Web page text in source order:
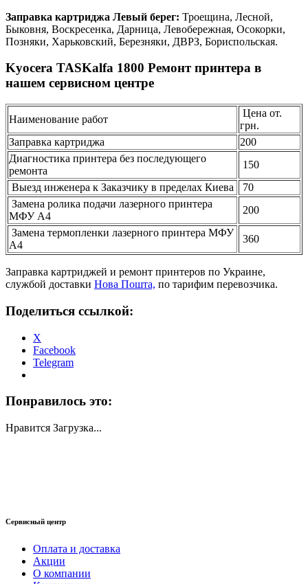
Заправка картриджа Левый берег: Троещина, Лесной,
Быковня, Воскресенка, Дарница, Левобережная, Осокорки,
Позняки, Харьковский, Березняки, ДВРЗ, Бориспольская.
Kyocera TASKalfa 1800 Ремонт принтера в
нашем сервисном центре
Наименование работ
Цена от.
грн.
Заправка картриджа
200
Диагностика принтера без последующего
ремонта
150
Выезд инженера к Заказчику в пределах Киева
70
Замена ролика подачи лазерного принтера
МФУ А4
200
Замена термопленки лазерного принтера МФУ
А4
360
Заправка картриджей и ремонт принтеров по Украине,
службой доставки Нова Пошта, по тарифим перевозчика.
Поделиться ссылкой:
X
Facebook
Telegram
Понравилось это:
Нравится Загрузка...
Сервисный центр
Оплата и доставка
Акции
О компании